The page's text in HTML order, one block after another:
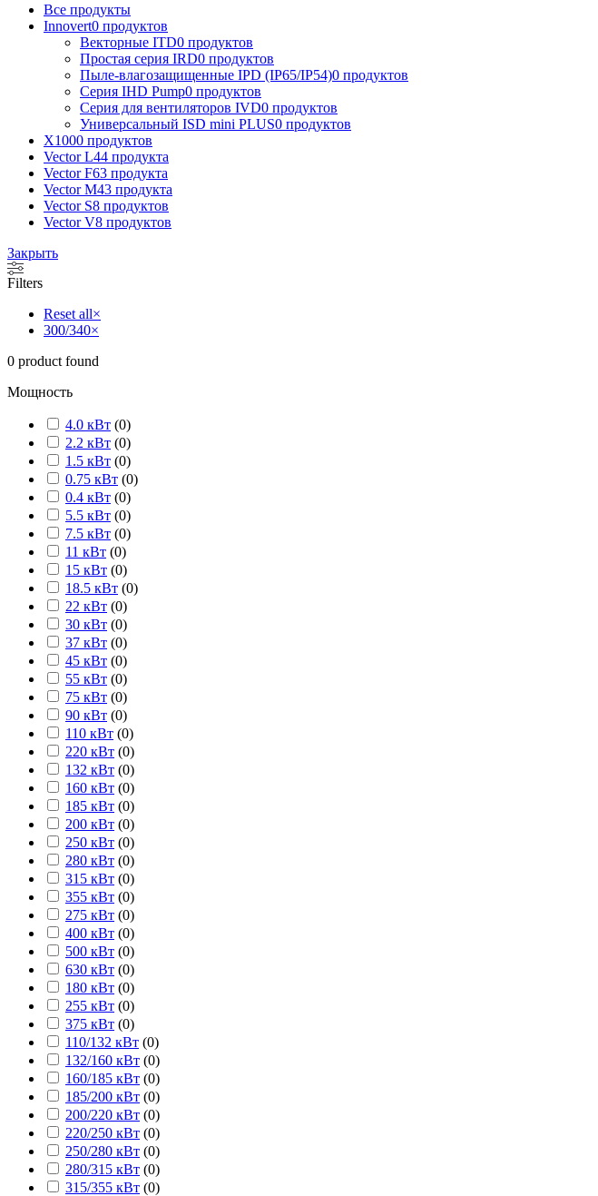
Все продукты
Innovert0 продуктов
Векторные ITD0 продуктов
Простая серия IRD0 продуктов
Пыле-влагозащищенные IPD (IP65/IP54)0 продуктов
Серия IHD Pump0 продуктов
Серия для вентиляторов IVD0 продуктов
Универсальный ISD mini PLUS0 продуктов
X1000 продуктов
Vector L44 продукта
Vector F63 продукта
Vector M43 продукта
Vector S8 продуктов
Vector V8 продуктов
Закрыть
Filters
Reset all×
300/340×
0 product found
Мощность
4.0 кВт (0)
2.2 кВт (0)
1.5 кВт (0)
0.75 кВт (0)
0.4 кВт (0)
5.5 кВт (0)
7.5 кВт (0)
11 кВт (0)
15 кВт (0)
18.5 кВт (0)
22 кВт (0)
30 кВт (0)
37 кВт (0)
45 кВт (0)
55 кВт (0)
75 кВт (0)
90 кВт (0)
110 кВт (0)
220 кВт (0)
132 кВт (0)
160 кВт (0)
185 кВт (0)
200 кВт (0)
250 кВт (0)
280 кВт (0)
315 кВт (0)
355 кВт (0)
275 кВт (0)
400 кВт (0)
500 кВт (0)
630 кВт (0)
180 кВт (0)
255 кВт (0)
375 кВт (0)
110/132 кВт (0)
132/160 кВт (0)
160/185 кВт (0)
185/200 кВт (0)
200/220 кВт (0)
220/250 кВт (0)
250/280 кВт (0)
280/315 кВт (0)
315/355 кВт (0)